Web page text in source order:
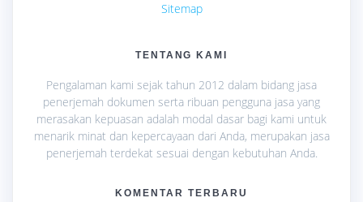
Sitemap
TENTANG KAMI
Pengalaman kami sejak tahun 2012 dalam bidang jasa
penerjemah dokumen serta ribuan pengguna jasa yang
merasakan kepuasan adalah modal dasar bagi kami untuk
menarik minat dan kepercayaan dari Anda, merupakan jasa
penerjemah terdekat sesuai dengan kebutuhan Anda.
KOMENTAR TERBARU